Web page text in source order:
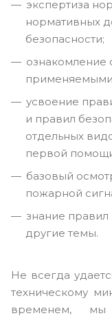
экспертиза
нормативных
безопасности;
ознакомление
усвоение
и правил
отдельных
первой
базовый
пожарной
знание
другие темы.
Не всегда
техническому
временем, мы